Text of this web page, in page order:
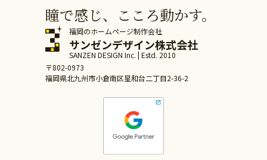
瞳で感じ、こころ動かす。
福岡のホームページ制作会社
サンゼンデザイン株式会社
SANZEN DESIGN Inc. | Estd. 2010
〒802-0973
福岡県北九州市小倉南区星和台二丁目2-36-2